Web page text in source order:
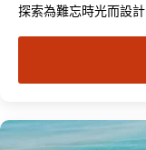
探索為難忘時光而設